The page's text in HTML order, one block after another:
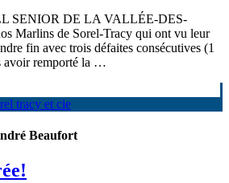
SENIOR DE LA VALLÉE-DES-
Marlins de Sorel-Tracy qui ont vu leur
fin avec trois défaites consécutives (1
avoir remporté la …
Beaufort